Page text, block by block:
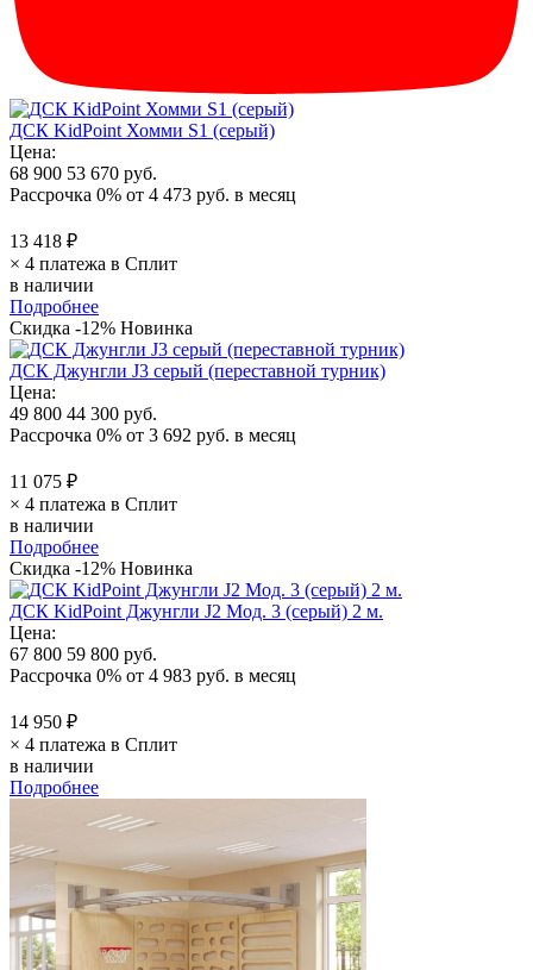
ДСК KidPoint Хомми S1 (серый)
Цена:
68 900 53 670 руб.
Рассрочка 0% от 4 473 руб. в месяц
13 418 ₽
× 4 платежа в Сплит
в наличии
Подробнее
Скидка -12% Новинка
ДСК Джунгли J3 серый (переставной турник)
Цена:
49 800 44 300 руб.
Рассрочка 0% от 3 692 руб. в месяц
11 075 ₽
× 4 платежа в Сплит
в наличии
Подробнее
Скидка -12% Новинка
ДСК KidPoint Джунгли J2 Мод. 3 (серый) 2 м.
Цена:
67 800 59 800 руб.
Рассрочка 0% от 4 983 руб. в месяц
14 950 ₽
× 4 платежа в Сплит
в наличии
Подробнее